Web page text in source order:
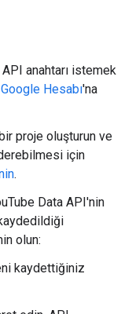
anahtarı istemek
Google Hesabı'na
proje oluşturun ve
için
.
Data API'nin
olun:
kaydettiğiniz